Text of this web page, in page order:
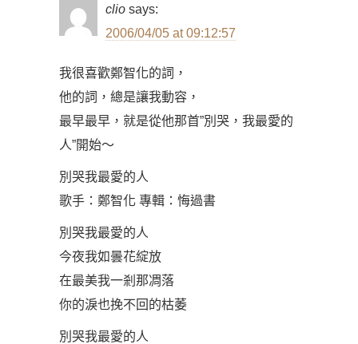
clio says:
2006/04/05 at 09:12:57
我很喜歡鄭智化的詞，
他的詞，總是讓我動容，
最早最早，就是從他那首”別哭，我最愛的
人”開始～
別哭我最愛的人
歌手：鄭智化 專輯：悔過書
別哭我最愛的人
今夜我如曇花綻放
在最美我一剎那凋落
你的淚也挽不回的枯萎
別哭我最愛的人